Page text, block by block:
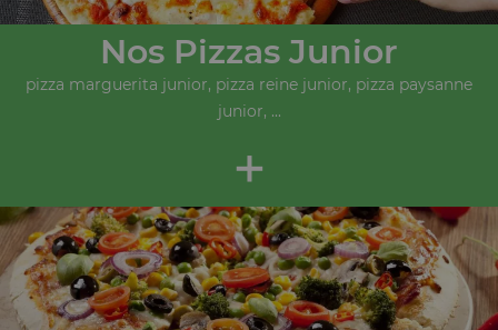
Nos Pizzas Junior
pizza marguerita junior, pizza reine junior, pizza paysanne
junior, ...
+